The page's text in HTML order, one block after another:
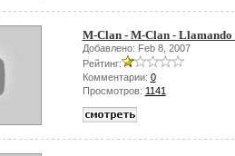
M-Clan - M-Clan -
Добавлено: Feb 8, 2007
Рейтинг:
Комментарии: 0
Просмотров: 1141